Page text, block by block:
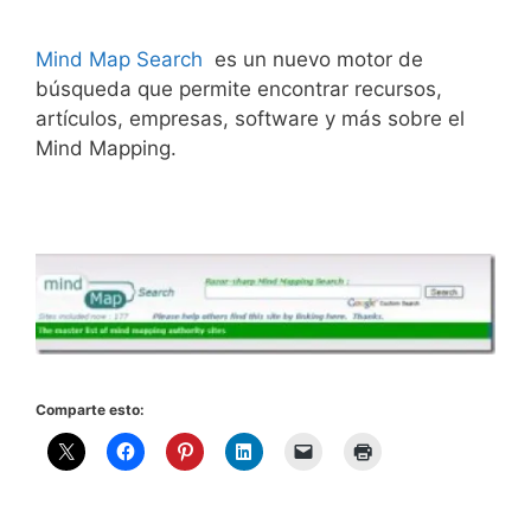
Mind Map Search es un nuevo motor de
búsqueda que permite encontrar recursos,
artículos, empresas, software y más sobre el
Mind Mapping.
Comparte esto: